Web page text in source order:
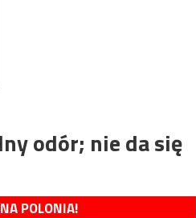
odór; nie da się
POLONIA!